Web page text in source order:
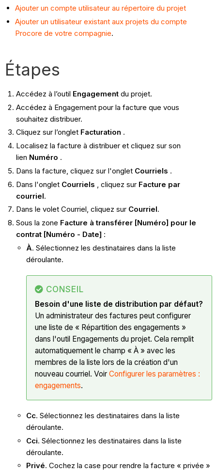
Ajouter un compte utilisateur au répertoire du projet
Ajouter un utilisateur existant aux projets du compte
Procore de votre compagnie.
Étapes
Accédez à l’outil Engagement du projet.
Accédez à Engagement pour la facture que vous
souhaitez distribuer.
Cliquez sur l’onglet Facturation .
Localisez la facture à distribuer et cliquez sur son
lien Numéro .
Dans la facture, cliquez sur l'onglet Courriels .
Dans l'onglet Courriels , cliquez sur Facture par
courriel.
Dans le volet Courriel, cliquez sur Courriel.
Sous la zone Facture à transférer [Numéro] pour le
contrat [Numéro - Date] :
À. Sélectionnez les destinataires dans la liste
déroulante.
CONSEIL
Besoin d'une liste de distribution par défaut?
Un administrateur des factures peut configurer
une liste de « Répartition des engagements »
dans l'outil Engagements du projet. Cela remplit
automatiquement le champ « À » avec les
membres de la liste lors de la création d'un
nouveau courriel. Voir Configurer les paramètres :
engagements.
Cc. Sélectionnez les destinataires dans la liste
déroulante.
Cci. Sélectionnez les destinataires dans la liste
déroulante.
Privé. Cochez la case pour rendre la facture « privée »